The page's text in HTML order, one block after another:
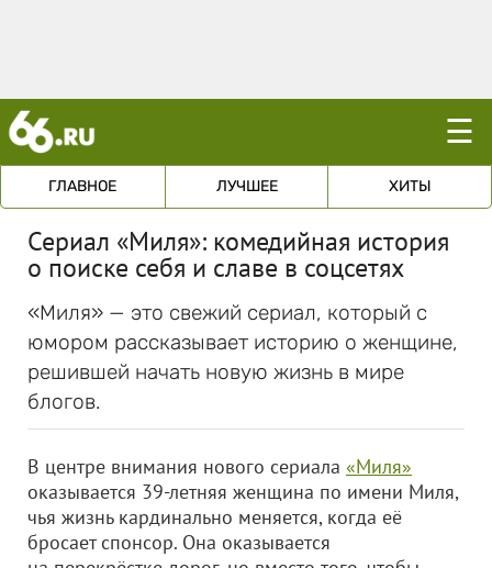
☰
ГЛАВНОЕ ЛУЧШЕЕ ХИТЫ
Сериал «Миля»: комедийная история
о поиске себя и славе в соцсетях
«Миля» — это свежий сериал, который с
юмором рассказывает историю о женщине,
решившей начать новую жизнь в мире
блогов.
В центре внимания нового сериала «Миля»
оказывается 39-летняя женщина по имени Миля,
чья жизнь кардинально меняется, когда её
бросает спонсор. Она оказывается